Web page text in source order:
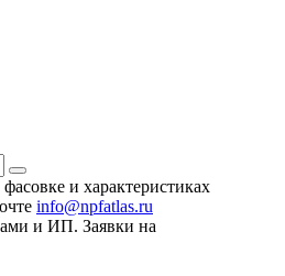
и характеристиках
info@npfatlas.ru
и ИП. Заявки на